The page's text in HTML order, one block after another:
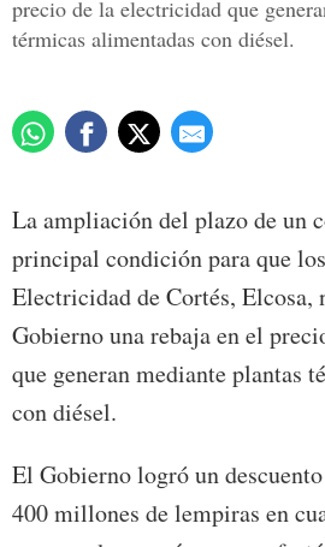
precio de la electricidad que
térmicas alimentadas con diésel.
La ampliación del plazo de un
principal condición para que
Electricidad de Cortés, Elcosa,
Gobierno una rebaja en el
que generan mediante plantas
con diésel.
El Gobierno logró un
400 millones de lempiras en